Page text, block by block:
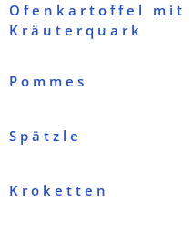
Ofenkartoffel mit
Kräuterquark
Pommes
Spätzle
Kroketten